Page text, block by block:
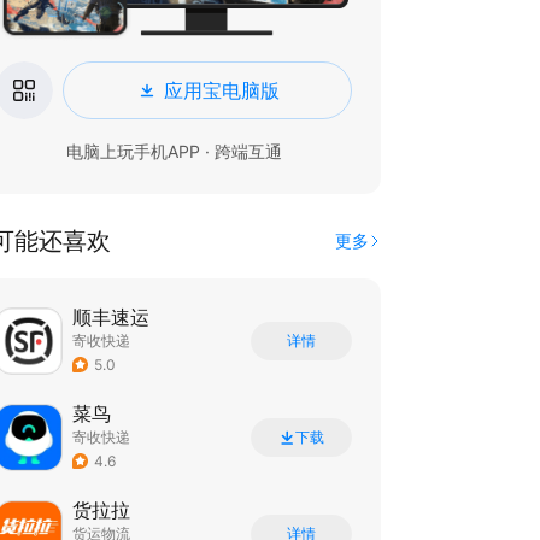
应用宝电脑版
电脑上玩手机APP · 跨端互通
能还喜欢 更多
顺丰速运
寄收快递
5.0
详情
菜鸟
寄收快递
4.6
下载
货拉拉
货运物流 详情